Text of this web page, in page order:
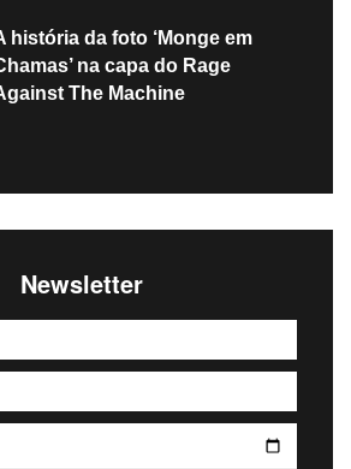
história da foto ‘Monge em
na capa do Rage
The Machine
Newsletter